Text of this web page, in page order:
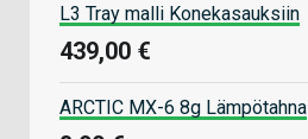
L3 Tray malli Konekasauksiin
439,00 €
ARCTIC MX-6 8g Lämpötahna